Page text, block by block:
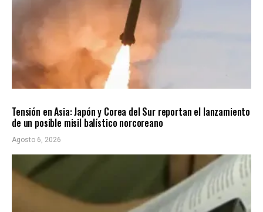
Tensión en Asia: Japón y Corea del Sur reportan el lanzamiento
de un posible misil balístico norcoreano
Agosto 6, 2026